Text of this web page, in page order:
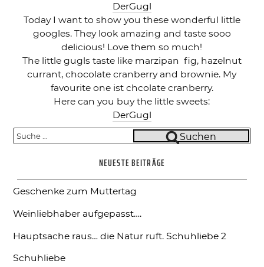
DerGugl
Today I want to show you these wonderful little
googles. They look amazing and taste sooo
delicious! Love them so much!
The little gugls taste like marzipan fig, hazelnut
currant, chocolate cranberry and brownie. My
favourite one ist chcolate cranberry.
Here can you buy the little sweets:
DerGugl
Suche
Suchen
NEUESTE BEITRÄGE
Geschenke zum Muttertag
Weinliebhaber aufgepasst….
Hauptsache raus… die Natur ruft. Schuhliebe 2
Schuhliebe